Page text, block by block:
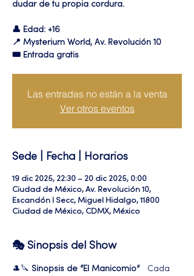
dudar de tu propia cordura.
👤 Edad: +16
📍 Mysterium World, Av. Revolución 10
🎟️ Entrada gratis
Las entradas no están a la venta
Ver otros eventos
Sede | Fecha | Horarios
19 dic 2025, 22:30 – 20 dic 2025, 0:00
Ciudad de México, Av. Revolución 10,
Escandón I Secc, Miguel Hidalgo, 11800
Ciudad de México, CDMX, México
🎭 Sinopsis del Show
🎩🔪 Sinopsis de “El Manicomio” Cada